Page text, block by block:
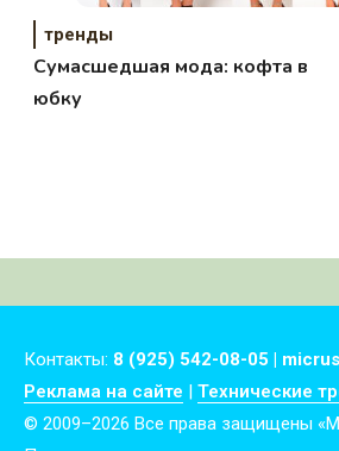
тренды
Сумасшедшая мода: кофта в
юбку
Контакты: 8 (925) 542-08-05 |
Реклама на сайте | Технические
© 2009–2026 Все права защищены